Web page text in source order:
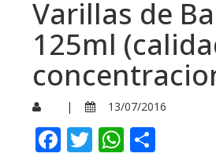
Varillas de
125ml
| 13/07/2016
Facebook
Twitter